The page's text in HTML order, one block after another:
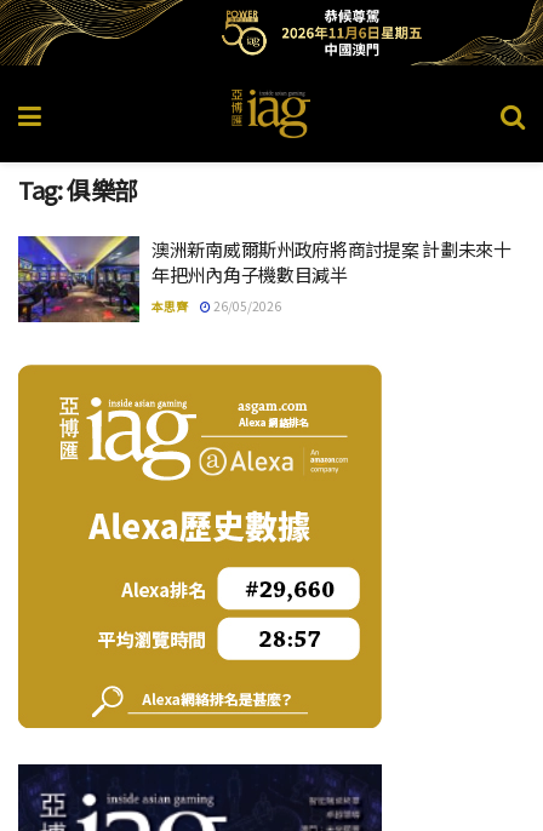
Tag:俱樂部
澳洲新南威爾斯州政府將商討提案 計劃未來十
年把州內角子機數目減半
本思齊 26/05/2026